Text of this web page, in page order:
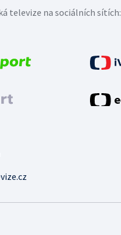
televize na sociálních sítích: